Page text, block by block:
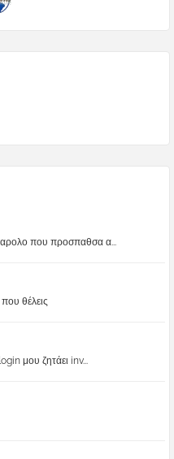
που προσπαθσα α...
θέλεις
μου ζητάει inv...